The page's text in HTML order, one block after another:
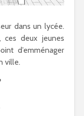
dans un lycée.
ces deux jeunes
d’emménager
ville.